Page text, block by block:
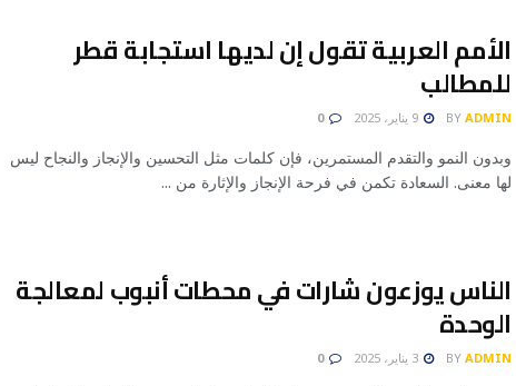
الأمم العربية تقول إن لديها استجابة قطر
للمطالب
BY ADMIN
0
وبدون النمو والتقدم المستمرين، فإن كلمات مثل التحسين والإنجاز والنجاح ليس
لها معنى. السعادة تكمن في فرحة الإنجاز والإثارة من ...
الناس يوزعون شارات في محطات أنبوب لمعالجة
الوحدة
BY ADMIN
0